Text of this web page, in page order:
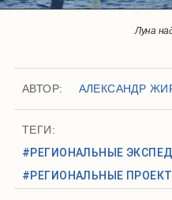
Луна
Берег
Ледники спускаются к
Пасока — Мидии
УУжин
Здесь океан
АВТОР: АЛЕКСАНДР
ТЕГИ:
#РЕГИОНАЛЬНЫЕ
#РЕГИОНАЛЬНЫЕ